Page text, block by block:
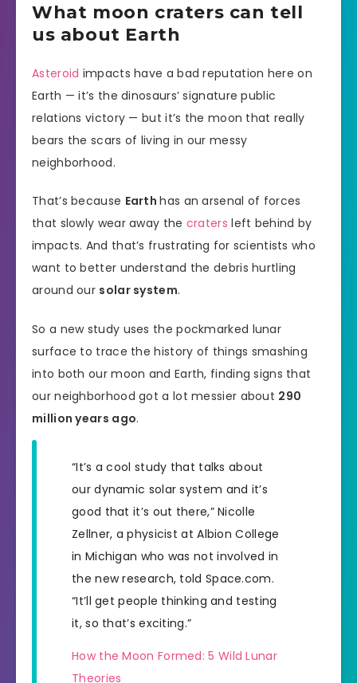
What moon craters can tell
us about Earth
Asteroid impacts have a bad reputation here on
Earth — it’s the dinosaurs’ signature public
relations victory — but it’s the moon that really
bears the scars of living in our messy
neighborhood.
That’s because Earthhas an arsenal of forces
that slowly wear away the craters left behind by
impacts. And that’s frustrating for scientists who
want to better understand the debris hurtling
around our solar system.
So a new study uses the pockmarked lunar
surface to trace the history of things smashing
into both our moon and Earth, finding signs that
our neighborhood got a lot messier about 290
million years ago.
“It’s a cool study that talks about
our dynamic solar system and it’s
good that it’s out there,” Nicolle
Zellner, a physicist at Albion College
in Michigan who was not involved in
the new research, told Space.com.
“It’ll get people thinking and testing
it, so that’s exciting.”
How the Moon Formed: 5 Wild Lunar
Theories